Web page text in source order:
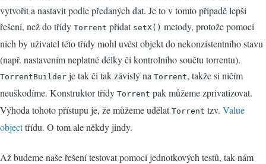
vytvořit a nastavit podle předaných dat. Je to v tomto případě lepší
řešení, než do třídy Torrent přidat setX() metody, protože pomocí
nich by uživatel této třídy mohl uvést objekt do nekonzistentního stavu
(např. nastavením neplatné délky či kontrolního součtu torrentu).
TorrentBuilder je tak či tak závislý na Torrent, takže si ničím
neuškodíme. Konstruktor třídy Torrent pak můžeme zprivatizovat.
Výhoda tohoto přístupu je, že můžeme udělat Torrent tzv. Value
objecttřídu. O tom ale někdy jindy.
Až budeme naše řešení testovat pomocí jednotkových testů, tak nám